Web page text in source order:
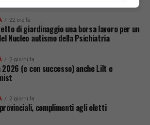
22 ore fa
di giardinaggio una borsa lavoro per un
Nucleo autismo della Psichiatria
2 giorni fa
2026 (e con successo) anche Lilt e
2 giorni fa
complimenti agli eletti